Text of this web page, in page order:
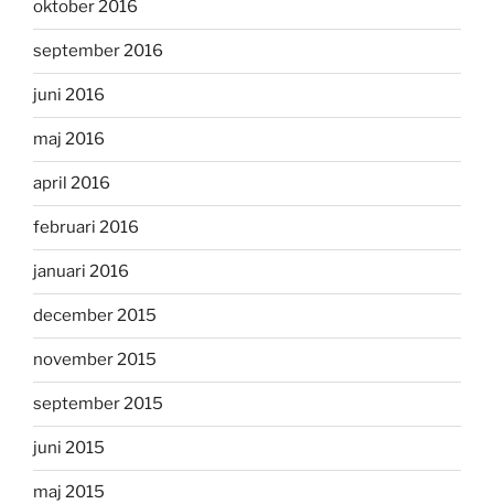
oktober 2016
september 2016
juni 2016
maj 2016
april 2016
februari 2016
januari 2016
december 2015
november 2015
september 2015
juni 2015
maj 2015